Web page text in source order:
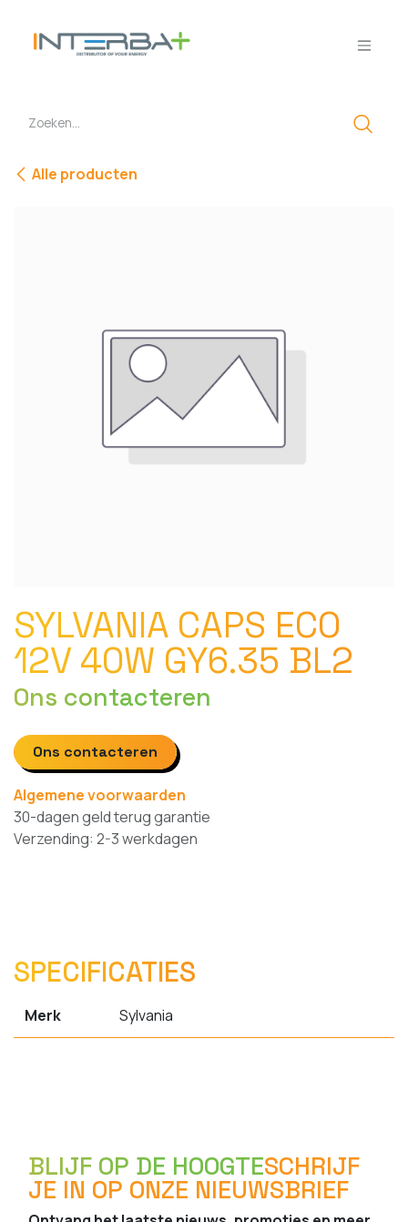
Alle producten
SYLVANIA CAPS ECO
12V 40W GY6.35 BL2
Ons contacteren
Ons contacteren
Algemene voorwaarden
30-dagen geld terug garantie
Verzending: 2-3 werkdagen
SPECIFICATIES
Merk Sylvania
BLIJF OP DE HOOGTESCHRIJF
JE IN OP ONZE NIEUWSBRIEF